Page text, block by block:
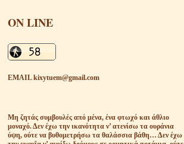
ON LINE
EMAIL kixytuem@gmail.com
Μη ζητάς συμβουλές από μένα, ένα φτωχό και άθλιο
μοναχό. Δεν έχω την ικανότητα ν’ ατενίσω τα ουράνια
ύψη, ούτε να βυθομετρήσω τα θαλάσσια βάθη… Δεν έχω